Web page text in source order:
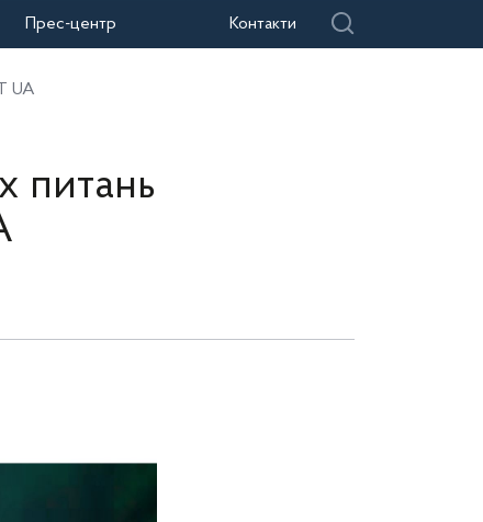
Прес-центр Контакти
UA
питань